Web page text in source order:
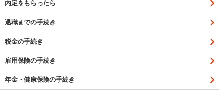
内定をもらったら
退職までの手続き
税金の手続き
雇用保険の手続き
年金・健康保険の手続き